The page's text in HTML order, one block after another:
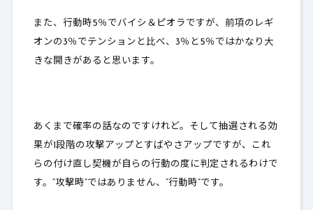
また、行動時5％でバイシ＆ピオラですが、前項のレギ
オンの3％でテンションと比べ、 3％と5％ではかなり大
きな開きがあると思います。
あくまで確率の話なのですけれど。そして抽選される効
果が1段階の攻撃アップとすばやさアップですが、これ
らの付け直し契機が自らの 行動の度に判定 されるわけで
す。”攻撃時”ではありません、”行動時”です。